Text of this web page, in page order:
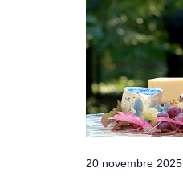
20 novembre 2025